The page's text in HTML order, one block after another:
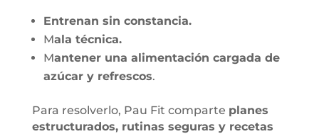
Entrenan sin constancia.
Mala técnica.
Mantener una alimentación cargada de
azúcar y refrescos.
Para resolverlo, Pau Fit comparte planes
estructurados, rutinas seguras y recetas